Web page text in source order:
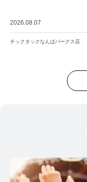
2026.08.07
チックタックなんばパークス店